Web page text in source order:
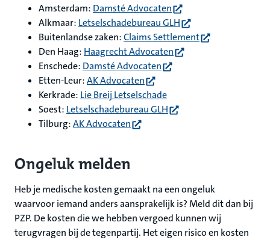
Amsterdam: Damsté Advocaten(opent in nieuw
Alkmaar: Letselschadebureau GLH(opent in nieuw
Buitenlandse zaken:Claims Settlement(opent in nieuw
Den Haag: Haagrecht Advocaten(opent in nieuw
Enschede: Damsté Advocaten(opent in nieuw tabblad)
Etten-Leur:AK Advocaten(opent in nieuw tabblad)
Kerkrade: Lie Breij Letselschade
Soest: Letselschadebureau GLH(opent in nieuw tabblad)
Tilburg:AK Advocaten(opent in nieuw tabblad)
Ongeluk melden
Heb je medische kosten gemaakt na een ongeluk
waarvoor iemand anders aansprakelijk is? Meld dit dan bij
PZP. De kosten die we hebben vergoed kunnen wij
terugvragen bij de tegenpartij. Het eigen risico en kosten